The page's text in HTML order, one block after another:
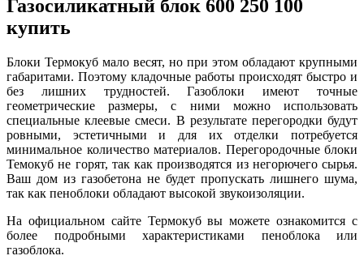
Газосиликатный блок 600 250 100
купить
Блоки Термокуб мало весят, но при этом обладают крупными
габаритами. Поэтому кладочные работы происходят быстро и
без лишних трудностей. Газоблоки имеют точные
геометрические размеры, с ними можно использовать
специальные клеевые смеси. В результате перегородки будут
ровными, эстетичными и для их отделки потребуется
минимальное количество материалов. Перегородочные блоки
Темокуб не горят, так как производятся из негорючего сырья.
Ваш дом из газобетона не будет пропускать лишнего шума,
так как пеноблоки обладают высокой звукоизоляции.
На официальном сайте Термокуб вы можете ознакомится с
более подробными характеристиками пеноблока или
газоблока.